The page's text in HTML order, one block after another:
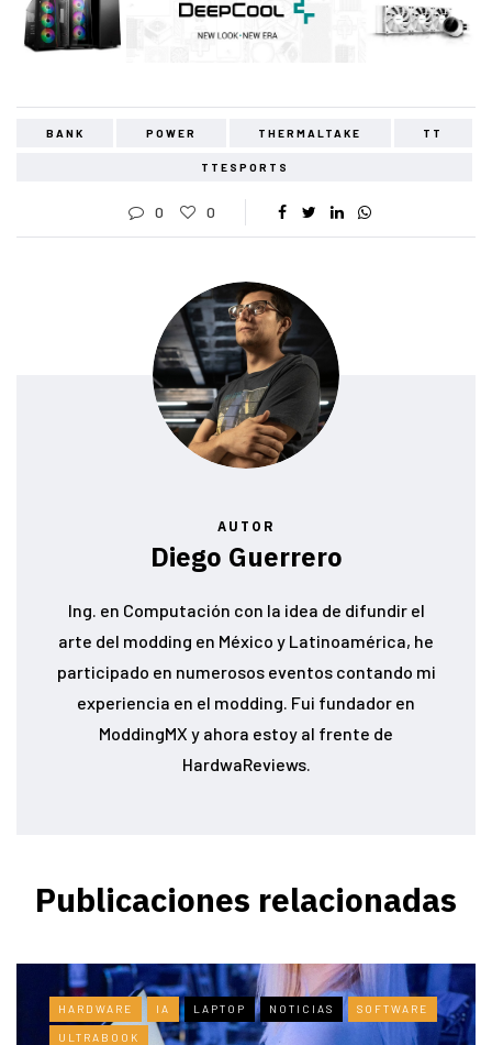
BANK POWER THERMALTAKE TT
TTESPORTS
0 0
AUTOR
Diego Guerrero
Ing. en Computación con la idea de difundir el
arte del modding en México y Latinoamérica, he
participado en numerosos eventos contando mi
experiencia en el modding. Fui fundador en
ModdingMX y ahora estoy al frente de
HardwaReviews.
Publicaciones relacionadas
HARDWARE IA LAPTOP NOTICIAS SOFTWARE
ULTRABOOK